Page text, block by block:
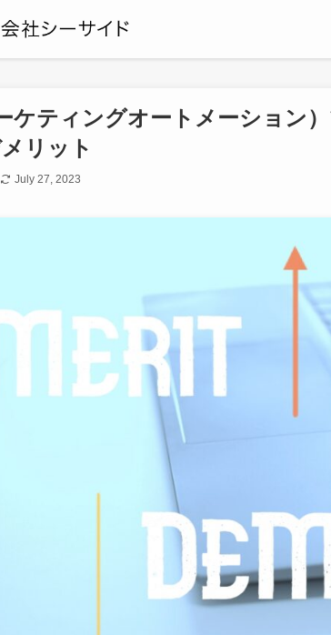
ケティングオートメーション
リット
July 27, 2023